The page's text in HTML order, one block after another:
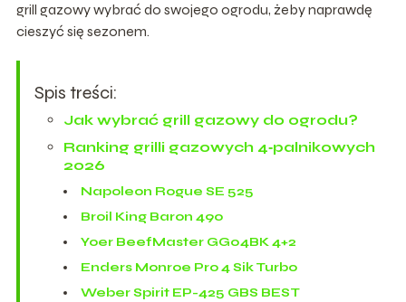
grill gazowy wybrać do swojego ogrodu, żeby naprawdę
cieszyć się sezonem.
Spis treści:
Jak wybrać grill gazowy do ogrodu?
Ranking grilli gazowych 4‑palnikowych
2026
Napoleon Rogue SE 525
Broil King Baron 490
Yoer BeefMaster GG04BK 4+2
Enders Monroe Pro 4 Sik Turbo
Weber Spirit EP-425 GBS BEST